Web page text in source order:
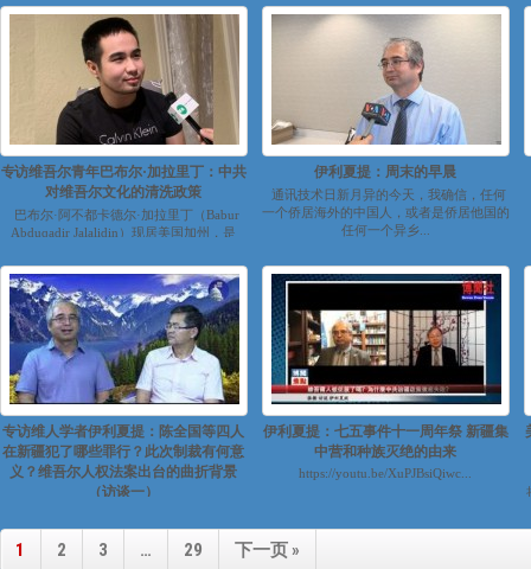
https://www.youtube.com/watch?
v=Z99hVkXr8kw&feature=yout...
长...
专访维吾尔青年巴布尔·加拉里丁：中共
对维吾尔文化的清洗政策
巴布尔·阿不都卡德尔·加拉里丁（Babur
Abduqadir Jalalidin）现居美国加州，是
伊利夏提：周末的早晨
通讯技术日新月异的今天，我确信，任何
一个侨居海外的中国人，或者是侨居他国的
任何一个异乡...
专访维人学者伊利夏提：陈全国等四人
在新疆犯了哪些罪行？此次制裁有何意
义？维吾尔人权法案出台的曲折背景
（访谈一）
https://youtu.be/0nnW1PAKY...
伊利夏提：七五事件十一周年祭 新疆集
中营和种族灭绝的由来
https://youtu.be/XuPJBsiQiwc...
1 2 3 … 29 下一页 »